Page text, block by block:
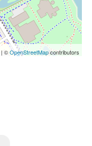
| ©OpenStreetMapcontributors